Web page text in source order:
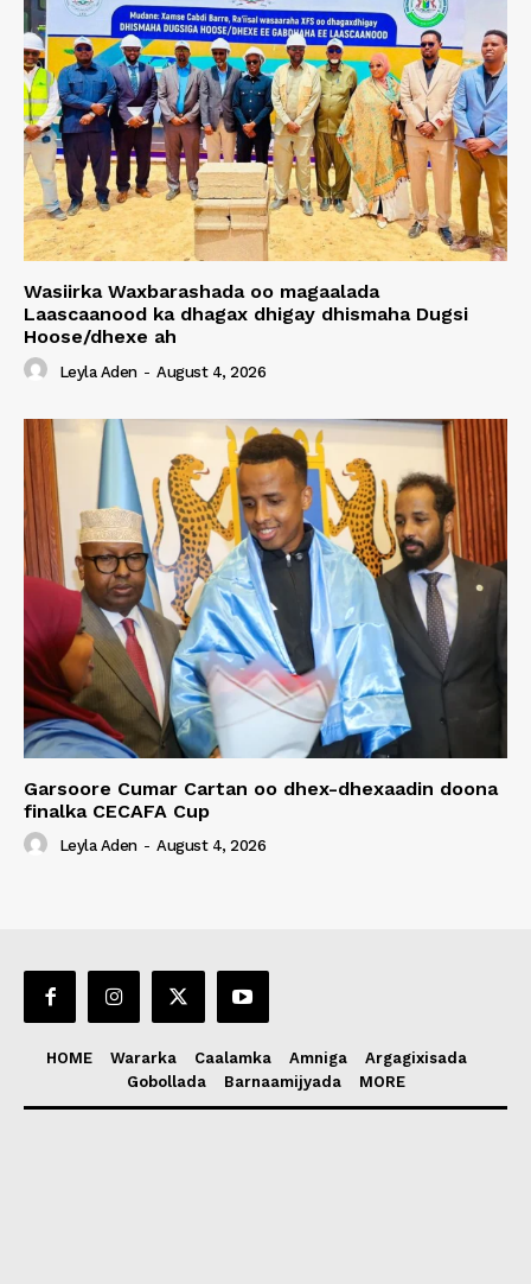
Wasiirka Waxbarashada oo magaalada
Laascaanood ka dhagax dhigay dhismaha Dugsi
Hoose/dhexe ah
Leyla Aden - August 4, 2026
Garsoore Cumar Cartan oo dhex-dhexaadin doona
finalka CECAFA Cup
Leyla Aden - August 4, 2026
HOME Wararka Caalamka Amniga
Argagixisada
Gobollada
Barnaamijyada MORE